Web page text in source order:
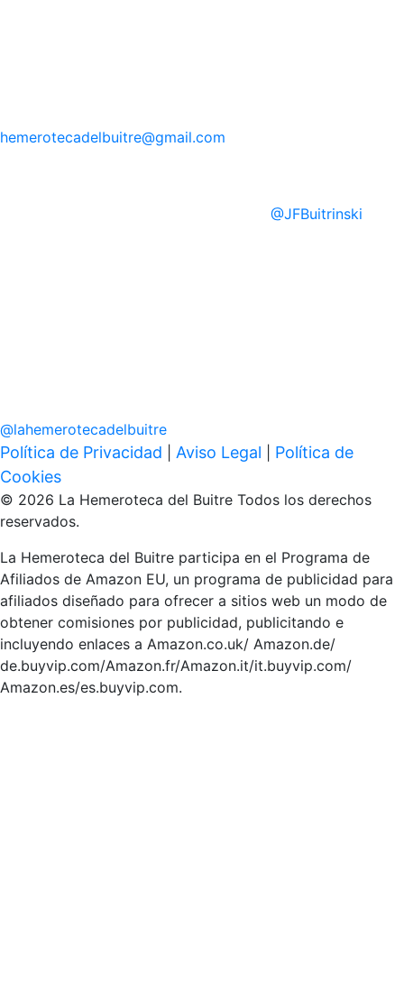
hemerotecadelbuitre@gmail.com
@JFBuitrinski
@lahemerotecadelbuitre
Política de Privacidad Aviso Legal
Política de
Cookies
© 2026 La Hemeroteca del Buitre Todos los derechos
reservados.
La Hemeroteca del Buitre participa en el Programa de
Afiliados de Amazon EU, un programa de publicidad para
afiliados diseñado para ofrecer a sitios web un modo de
obtener comisiones por publicidad, publicitando e
incluyendo enlaces a Amazon.co.uk/ Amazon.de/
de.buyvip.com/Amazon.fr/Amazon.it/it.buyvip.com/
Amazon.es/es.buyvip.com.